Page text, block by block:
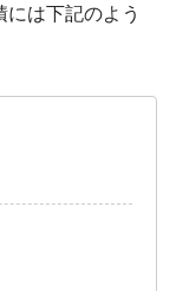
は下記のよう